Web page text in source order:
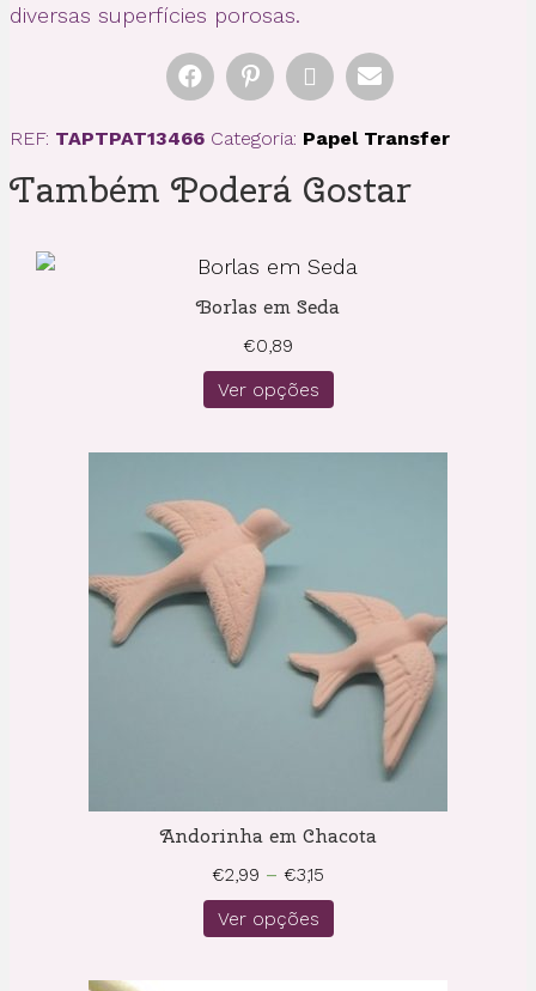
diversas superfícies porosas.
REF: TAPTPAT13466 Categoria: Papel Transfer
Também Poderá Gostar
Borlas em Seda
€0,89
Ver opções
Andorinha em Chacota
€2,99 – €3,15
range:
Ver opções